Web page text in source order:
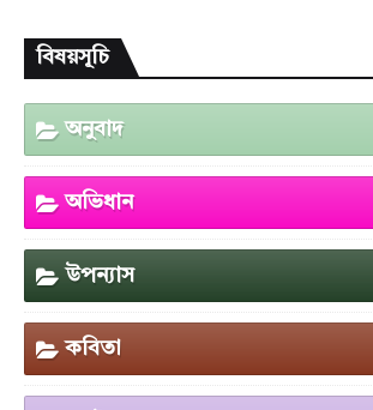
বিষয়সূচি
অনুবাদ
অভিধান
উপন্যাস
কবিতা